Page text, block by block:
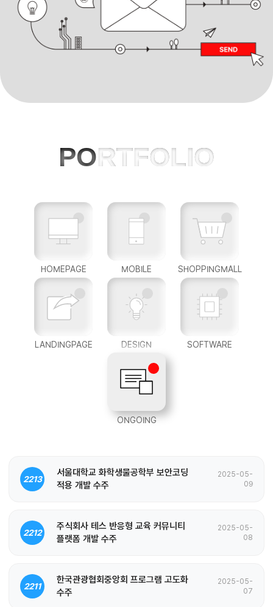
PORTFOLIO
HOMEPAGE MOBILE SHOPPINGMALL
LANDINGPAGE DESIGN SOFTWARE
ONGOING
2213
서울대학교 화학생물공학부 보안코딩
적용 개발 수주
2025-05-
09
2212
주식회사 테스 반응형 교육 커뮤니티
플랫폼 개발 수주
2025-05-
08
2211
한국관광협회중앙회 프로그램 고도화
수주
2025-05-
07